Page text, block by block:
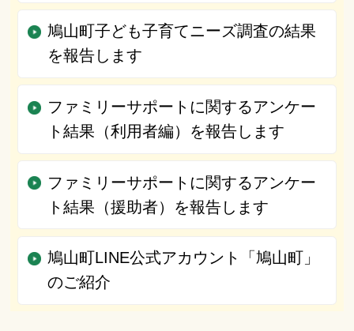
鳩山町子ども子育てニーズ調査の結果
を報告します
ファミリーサポートに関するアンケー
ト結果（利用者編）を報告します
ファミリーサポートに関するアンケー
ト結果（援助者）を報告します
鳩山町LINE公式アカウント「鳩山町」
のご紹介